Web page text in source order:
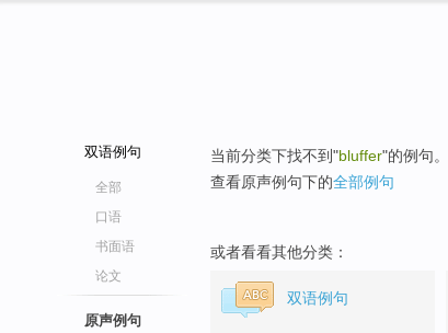
双语例句
全部
口语
书面语
论文
原声例句
当前分类下找不到"bluffer"的例句。
查看原声例句下的全部例句
或者看看其他分类：
双语例句